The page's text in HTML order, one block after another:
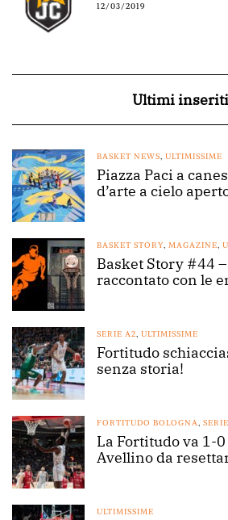
12/03/2019
Ultimi inseriti
BASKET NEWS, ULTIMISSIME
Piazza Paci a
d’arte a cielo
BASKET STORY, MAGAZINE,
Basket Story #44
raccontato con le
SERIE A2, ULTIMISSIME
Fortitudo
senza storia!
FORTITUDO BOLOGNA,
La Fortitudo va 1-
Avellino da
ULTIMISSIME